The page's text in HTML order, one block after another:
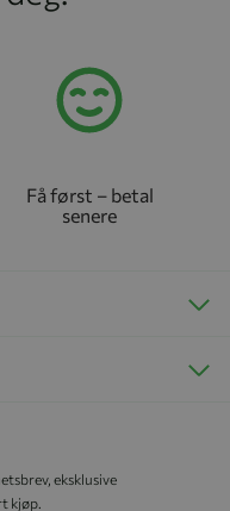
Få først – betal
senere
eksklusive
kjøp.